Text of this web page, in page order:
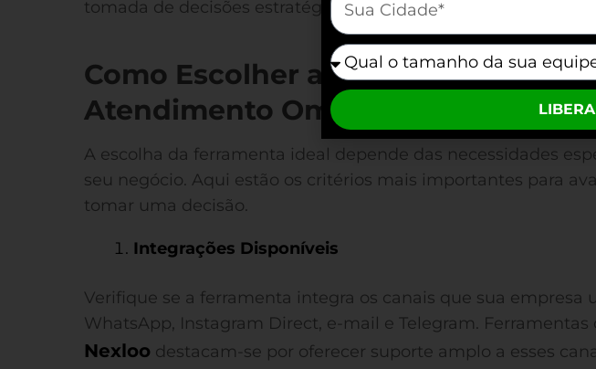
tomada de decisões estratégicas.
Como Escolher a Melhor
Atendimento Omnichannel?
A escolha da ferramenta ideal depende das necessidades
seu negócio. Aqui estão os critérios mais importantes para
tomar uma decisão.
Integrações Disponíveis
Verifique se a ferramenta integra os canais que sua empresa
WhatsApp, Instagram Direct, e-mail e Telegram. Ferramentas
Nexloo destacam-se por oferecer suporte amplo a esses
mauticform[equipe]